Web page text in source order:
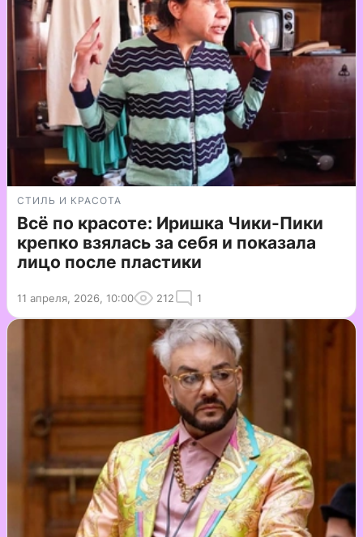
СТИЛЬ И КРАСОТА
Всё по красоте: Иришка Чики-Пики
крепко взялась за себя и показала
лицо после пластики
11 апреля, 2026, 10:00 212 1